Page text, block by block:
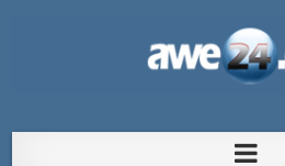
pa Aruba